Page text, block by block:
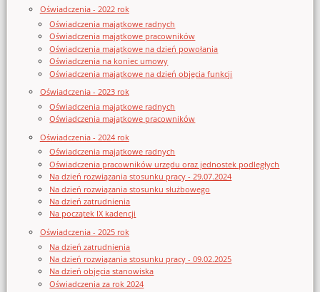
Oświadczenia - 2022 rok
Oświadczenia majątkowe radnych
Oświadczenia majątkowe pracowników
Oświadczenia majątkowe na dzień powołania
Oświadczenia na koniec umowy
Oświadczenia majątkowe na dzień objęcia funkcji
Oświadczenia - 2023 rok
Oświadczenia majątkowe radnych
Oświadczenia majątkowe pracowników
Oświadczenia - 2024 rok
Oświadczenia majątkowe radnych
Oświadczenia pracowników urzędu oraz jednostek podległych
Na dzień rozwiązania stosunku pracy - 29.07.2024
Na dzień rozwiązania stosunku służbowego
Na dzień zatrudnienia
Na początek IX kadencji
Oświadczenia - 2025 rok
Na dzień zatrudnienia
Na dzień rozwiązania stosunku pracy - 09.02.2025
Na dzień objęcia stanowiska
Oświadczenia za rok 2024